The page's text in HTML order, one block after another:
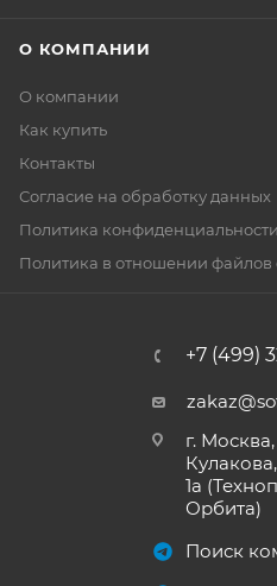
О КОМПАНИИ
О компании
Как купить
Контакты
Согласие на обработку данных
Политика конфиденциальности
Политика в отношении файлов
+7 (499)
г. Москва,
1а
Орбита)
Поиск